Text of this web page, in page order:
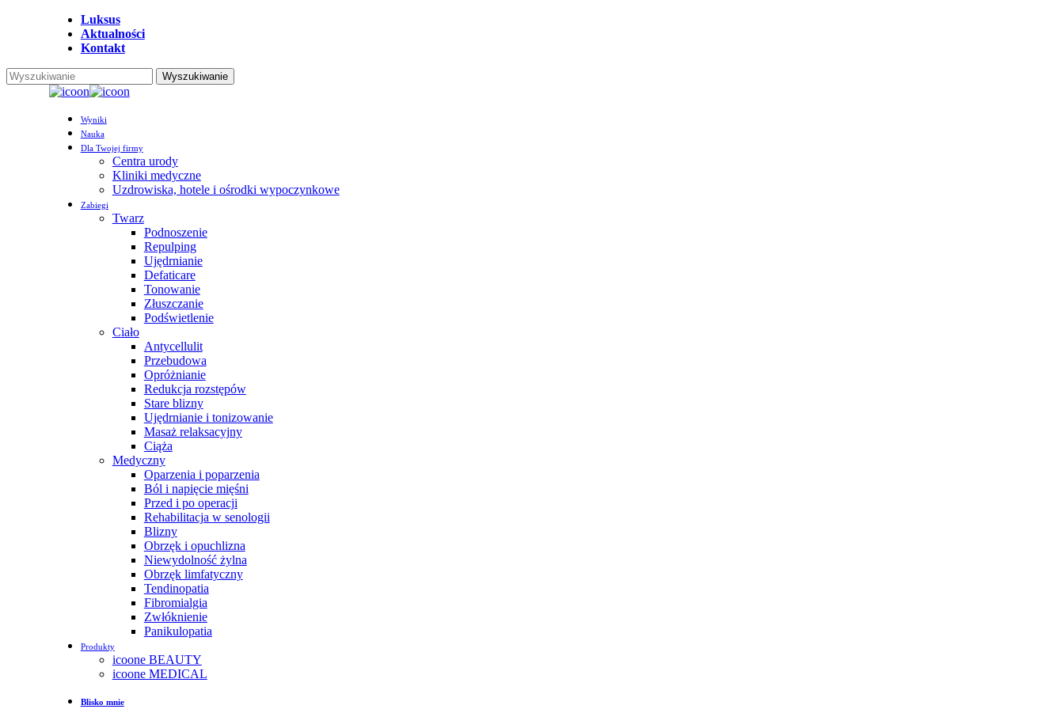
Luksus
Aktualności
Kontakt
Wyszukiwanie
Menu
Wyniki
Nauka
Dla Twojej firmy
Centra urody
Kliniki medyczne
Uzdrowiska, hotele i ośrodki wypoczynkowe
Zabiegi
Twarz
Podnoszenie
Repulping
Ujędrnianie
Defaticare
Tonowanie
Złuszczanie
Podświetlenie
Ciało
Antycellulit
Przebudowa
Opróżnianie
Redukcja rozstępów
Stare blizny
Ujędrnianie i tonizowanie
Masaż relaksacyjny
Ciąża
Medyczny
Oparzenia i poparzenia
Ból i napięcie mięśni
Przed i po operacji
Rehabilitacja w senologii
Blizny
Obrzęk i opuchlizna
Niewydolność żylna
Obrzęk limfatyczny
Tendinopatia
Fibromialgia
Zwłóknienie
Panikulopatia
Produkty
icoone BEAUTY
icoone MEDICAL
Blisko mnie